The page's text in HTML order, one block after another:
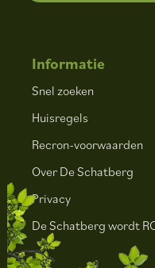
Informatie
Snel zoeken
Huisregels
Recron-voorwaarden
Over De Schatberg
Privacy
De Schatberg wordt